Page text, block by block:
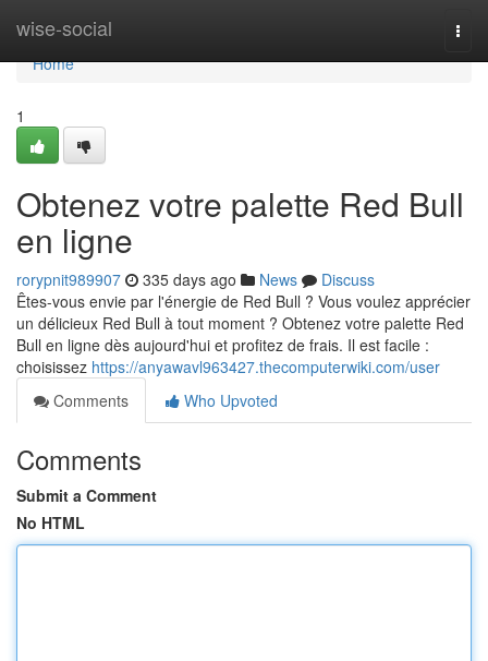
wise-social
Home
Home
1
Obtenez votre palette Red Bull
en ligne
rorypnit989907 335 days ago News
Discuss
Êtes-vous envie par l'énergie de Red Bull ? Vous voulez apprécier
un délicieux Red Bull à tout moment ? Obtenez votre palette Red
Bull en ligne dès aujourd'hui et profitez de frais. Il est facile :
choisissez https://anyawavl963427.thecomputerwiki.com/user
Comments
Who Upvoted
Comments
Submit a Comment
No HTML